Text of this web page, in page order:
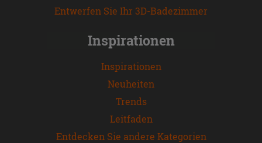
Entwerfen Sie Ihr 3D-Badezimmer
Inspirationen
Inspirationen
Neuheiten
Trends
Leitfaden
Entdecken Sie andere Kategorien